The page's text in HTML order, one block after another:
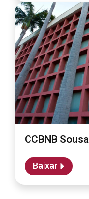
CCBNB Sousa
Baixar